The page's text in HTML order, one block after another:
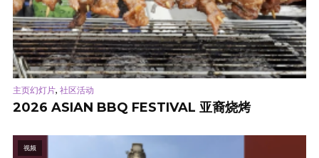
主页幻灯片, 社区活动
2026 ASIAN BBQ FESTIVAL 亚裔烧烤
视频